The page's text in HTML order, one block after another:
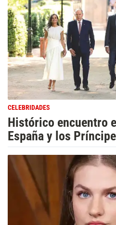
CELEBRIDADES
Histórico encuentro
España y los